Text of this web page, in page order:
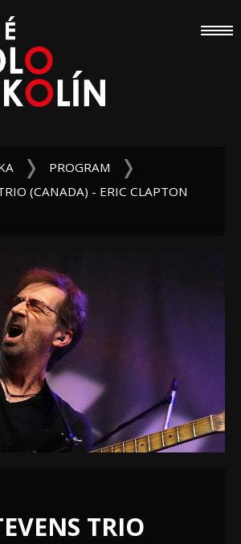
PROGRAM
(CANADA) - ERIC CLAPTON
TRIO